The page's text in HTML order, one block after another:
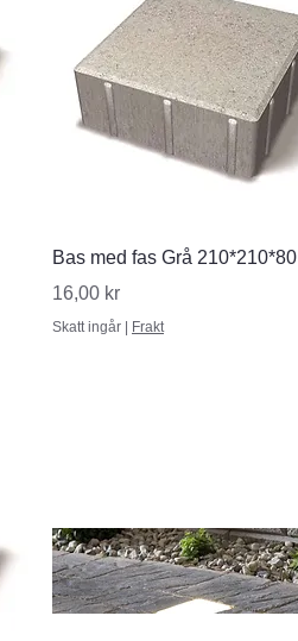
Snabbvisning
Bas med fas Grå 210*210*80
Pris
16,00 kr
Skatt ingår | Frakt